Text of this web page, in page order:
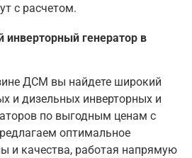
с расчетом.
инверторный генератор в
ДСМ вы найдете широкий
и дизельных инверторных и
по выгодным ценам с
оптимальное
и качества, работая напрямую